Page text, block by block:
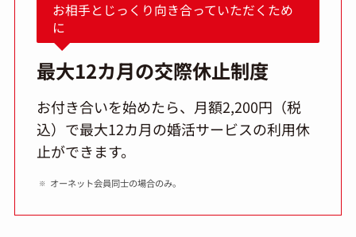
お相手とじっくり向き合っていただくため
に
最大12カ月の交際休止制度
お付き合いを始めたら、月額2,200円（税
込）で最大12カ月の婚活サービスの利用休
止ができます。
オーネット会員同士の場合のみ。